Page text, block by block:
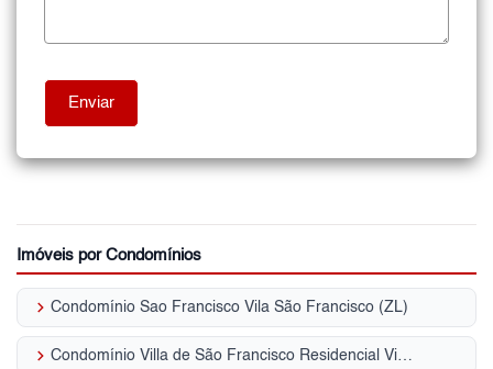
Imóveis por Condomínios
keyboard_arrow_right Condomínio Sao Francisco Vila São Francisco (ZL)
keyboard_arrow_right Condomínio Villa de São Francisco Residencial Vila São Francisco (ZL)